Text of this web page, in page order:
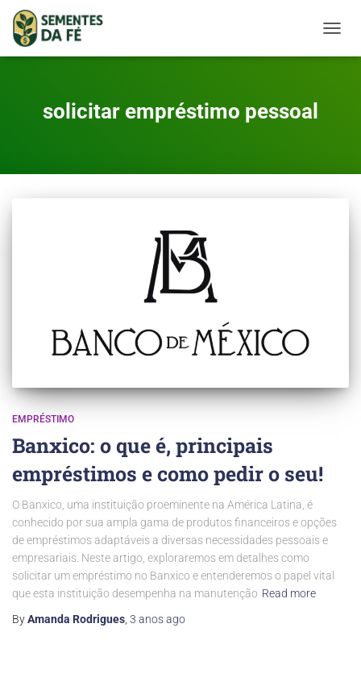
solicitar empréstimo pessoal
EMPRÉSTIMO
Banxico: o que é, principais
empréstimos e como pedir o seu!
O Banxico, uma instituição proeminente na América Latina, é
conhecido por sua ampla gama de produtos financeiros e opções
de empréstimos adaptáveis a diversas necessidades pessoais e
empresariais. Neste artigo, exploraremos em detalhes como
solicitar um empréstimo no Banxico e entenderemos o papel vital
que esta instituição desempenha na manutenção Read more
ByAmanda Rodrigues 3 anosago